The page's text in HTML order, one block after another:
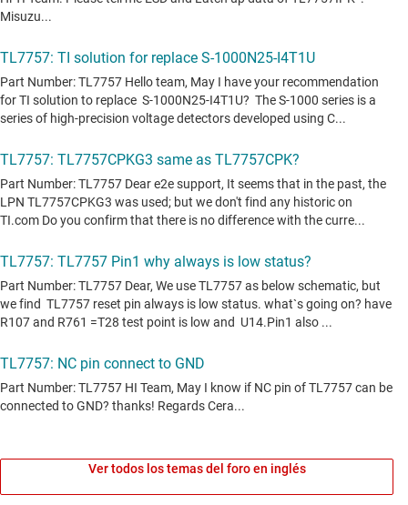
Ver todos los temas del foro en inglés